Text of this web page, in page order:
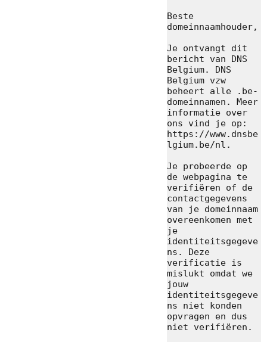
Beste
domeinnaamhouder,
Je ontvangt dit
bericht van DNS
Belgium. DNS
Belgium vzw
beheert alle .be-
domeinnamen. Meer
informatie over
ons vind je op:
https://www.dnsbe
lgium.be/nl.
Je probeerde op
de webpagina te
verifiëren of de
contactgegevens
van je domeinnaam
overeenkomen met
je
identiteitsgegeve
ns. Deze
verificatie is
mislukt omdat we
jouw
identiteitsgegeve
ns niet konden
opvragen en dus
niet verifiëren.